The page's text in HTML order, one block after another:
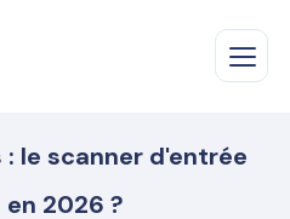
: le scanner d'entrée
2026 ?